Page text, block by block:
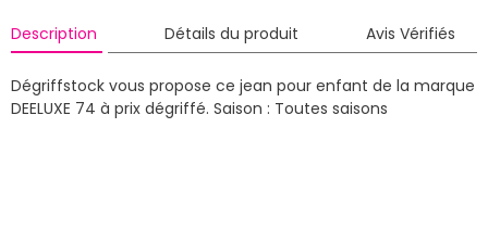
Description Détails du produit Avis Vérifiés
Dégriffstock vous propose ce jean pour enfant de la marque
DEELUXE 74 à prix dégriffé. Saison : Toutes saisons